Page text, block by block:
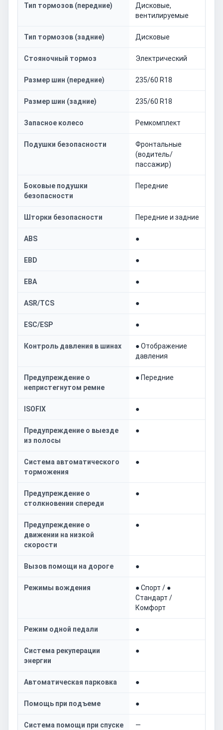
Тип тормозов (передние)
Дисковые,
вентилируемые
Тип тормозов (задние) Дисковые
Стояночный тормоз Электрический
Размер шин (передние) 235/60 R18
Размер шин (задние) 235/60 R18
Запасное колесо Ремкомплект
Подушки безопасности
Фронтальные
(водитель/
пассажир)
Боковые подушки
безопасности
Передние
Шторки безопасности Передние и задние
ABS ●
EBD ●
EBA ●
ASR/TCS ●
ESC/ESP ●
Контроль давления в шинах
● Отображение
давления
Предупреждение о
непристегнутом ремне
● Передние
ISOFIX ●
Предупреждение о выезде
из полосы
●
Система автоматического
торможения
●
Предупреждение о
столкновении спереди
●
Предупреждение о
движении на низкой
скорости
●
Вызов помощи на дороге ●
Режимы вождения
● Спорт / ●
Стандарт /
Комфорт
Режим одной педали ●
Система рекуперации
энергии
●
Автоматическая парковка ●
Помощь при подъеме ●
Система помощи при спуске —